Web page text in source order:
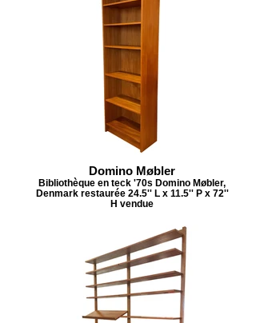
Domino Møbler
Bibliothèque en teck '70s Domino Møbler,
Denmark restaurée 24.5'' L x 11.5'' P x 72''
H vendue